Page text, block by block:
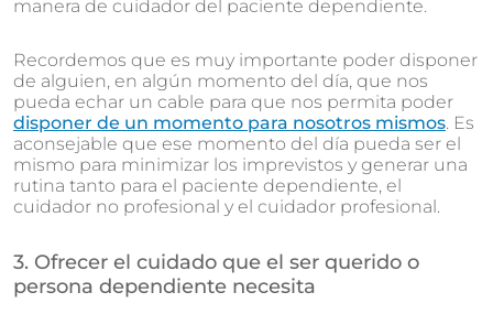
manera de cuidador del paciente dependiente.
Recordemos que es muy importante poder disponer
de alguien, en algún momento del día, que nos
pueda echar un cable para que nos permita poder
disponer de un momento para nosotros mismos. Es
aconsejable que ese momento del día pueda ser el
mismo para minimizar los imprevistos y generar una
rutina tanto para el paciente dependiente, el
cuidador no profesional y el cuidador profesional.
3. Ofrecer el cuidado que el ser querido o
persona dependiente necesita